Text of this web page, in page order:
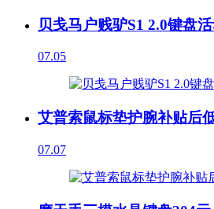
贝戋马户贱驴S1 2.0键盘
07.05
艾普索鼠标垫护腕补贴后
07.07